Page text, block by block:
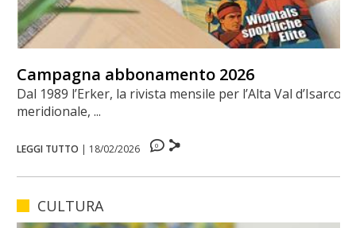
Campagna abbonamento 2026
Dal 1989 l’Erker, la rivista mensile per l’Alta Val d’Isarco
meridionale, ...
LEGGI TUTTO | 18/02/2026 0
CULTURA